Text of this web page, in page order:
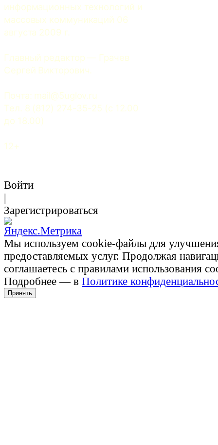
информационных технологий и
массовых коммуникаций 06
августа 2009 г.
Главный редактор — Грачев
Сергей Викторович.
Почта: mail@5uglov.ru
Тел. 8 (812) 274-35-25 (c 12.00
до 18.00)
12+
Войти
|
Зарегистрироваться
Мы используем cookie-файлы для
предоставляемых услуг. Продолжая
соглашаетесь с правилами использования
Подробнее — в Политике
Принять